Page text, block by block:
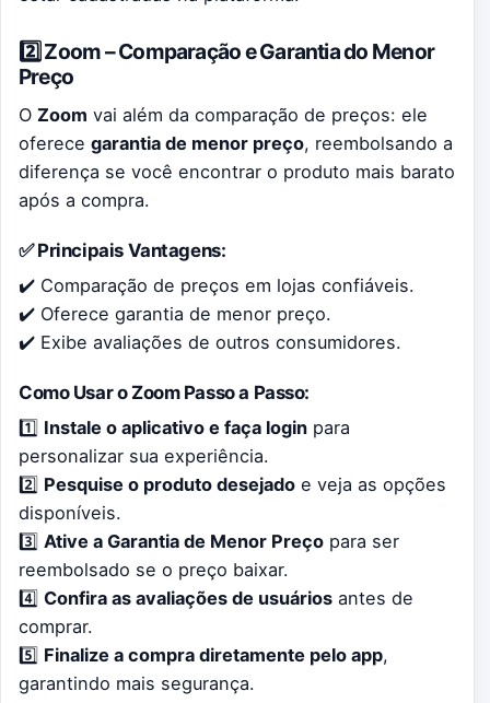
2️⃣ Zoom – Comparação e Garantia do Menor
Preço
O Zoom vai além da comparação de preços: ele
oferece garantia de menor preço, reembolsando a
diferença se você encontrar o produto mais barato
após a compra.
✅ Principais Vantagens:
✔️ Comparação de preços em lojas confiáveis.
✔️ Oferece garantia de menor preço.
✔️ Exibe avaliações de outros consumidores.
Como Usar o Zoom Passo a Passo:
1️⃣ Instale o aplicativo e faça login para
personalizar sua experiência.
2️⃣ Pesquise o produto desejado e veja as opções
disponíveis.
3️⃣ Ative a Garantia de Menor Preço para ser
reembolsado se o preço baixar.
4️⃣ Confira as avaliações de usuários antes de
comprar.
5️⃣ Finalize a compra diretamente pelo app,
garantindo mais segurança.